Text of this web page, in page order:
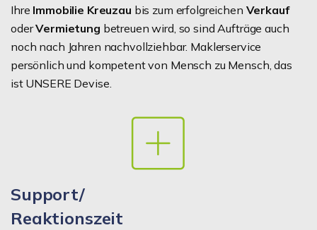
Ihre Immobilie Kreuzau bis zum erfolgreichen Verkauf
oderVermietung betreuen wird, so sind Aufträge auch
noch nach Jahren nachvollziehbar. Maklerservice
persönlich und kompetent von Mensch zu Mensch, das
ist UNSERE Devise.
Support/
Reaktionszeit